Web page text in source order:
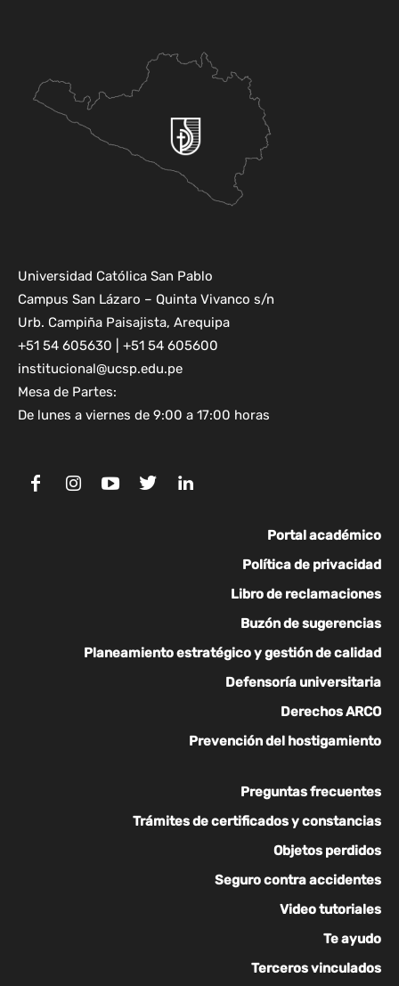
Universidad Católica San Pablo
Campus San Lázaro – Quinta Vivanco s/n
Urb. Campiña Paisajista, Arequipa
+51 54 605630 | +51 54 605600
institucional@ucsp.edu.pe
Mesa de Partes:
De lunes a viernes de 9:00 a 17:00 horas
Portal académico
Política de privacidad
Libro de reclamaciones
Buzón de sugerencias
Planeamiento estratégico y gestión de calidad
Defensoría universitaria
Derechos ARCO
Prevención del hostigamiento
Preguntas frecuentes
Trámites de certificados y constancias
Objetos perdidos
Seguro contra accidentes
Video tutoriales
Te ayudo
Terceros vinculados